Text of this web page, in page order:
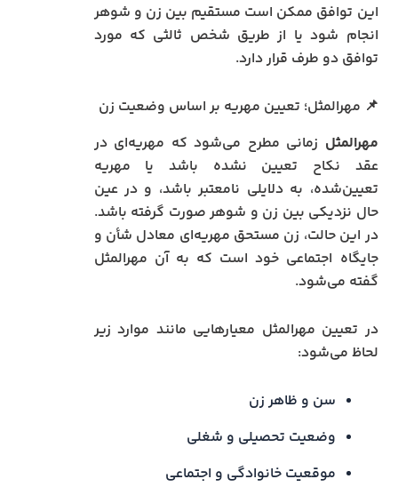
این توافق ممکن است مستقیم بین زن و شوهر
انجام شود یا از طریق شخص ثالثی که مورد
توافق دو طرف قرار دارد.
📌 مهرالمثل؛ تعیین مهریه بر اساس وضعیت زن
مهرالمثل زمانی مطرح می‌شود که مهریه‌ای در
عقد نکاح تعیین نشده باشد یا مهریه
تعیین‌شده، به دلایلی نامعتبر باشد، و در عین
حال نزدیکی بین زن و شوهر صورت گرفته باشد.
در این حالت، زن مستحق مهریه‌ای معادل شأن و
جایگاه اجتماعی خود است که به آن مهرالمثل
گفته می‌شود.
در تعیین مهرالمثل معیارهایی مانند موارد زیر
لحاظ می‌شود:
سن و ظاهر زن
وضعیت تحصیلی و شغلی
موقعیت خانوادگی و اجتماعی